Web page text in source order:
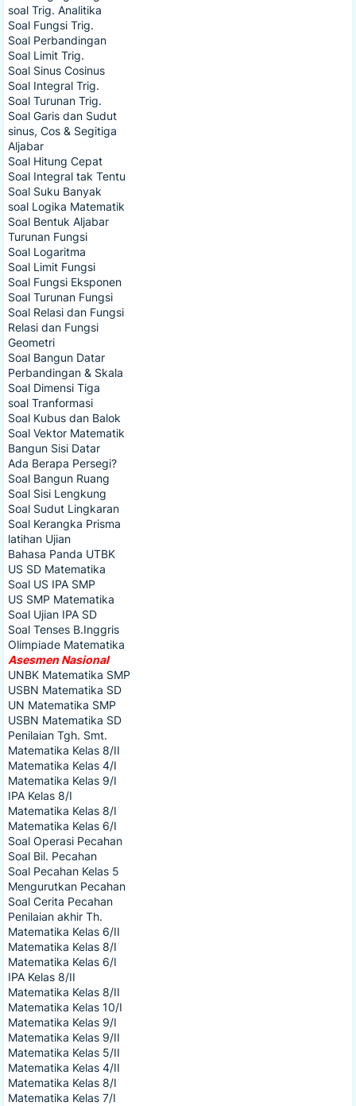
soal Trig. Analitika
Soal Fungsi Trig.
Soal Perbandingan
Soal Limit Trig.
Soal Sinus Cosinus
Soal Integral Trig.
Soal Turunan Trig.
Soal Garis dan Sudut
sinus, Cos & Segitiga
Aljabar
Soal Hitung Cepat
Soal Integral tak Tentu
Soal Suku Banyak
soal Logika Matematik
Soal Bentuk Aljabar
Turunan Fungsi
Soal Logaritma
Soal Limit Fungsi
Soal Fungsi Eksponen
Soal Turunan Fungsi
Soal Relasi dan Fungsi
Relasi dan Fungsi
Geometri
Soal Bangun Datar
Perbandingan & Skala
Soal Dimensi Tiga
soal Tranformasi
Soal Kubus dan Balok
Soal Vektor Matematik
Bangun Sisi Datar
Ada Berapa Persegi?
Soal Bangun Ruang
Soal Sisi Lengkung
Soal Sudut Lingkaran
Soal Kerangka Prisma
latihan Ujian
Bahasa Panda UTBK
US SD Matematika
Soal US IPA SMP
US SMP Matematika
Soal Ujian IPA SD
Soal Tenses B.Inggris
Olimpiade Matematika
Asesmen Nasional
UNBK Matematika SMP
USBN Matematika SD
UN Matematika SMP
USBN Matematika SD
Penilaian Tgh. Smt.
Matematika Kelas 8/II
Matematika Kelas 4/I
Matematika Kelas 9/I
IPA Kelas 8/I
Matematika Kelas 8/I
Matematika Kelas 6/I
Soal Operasi Pecahan
Soal Bil. Pecahan
Soal Pecahan Kelas 5
Mengurutkan Pecahan
Soal Cerita Pecahan
Penilaian akhir Th.
Matematika Kelas 6/II
Matematika Kelas 8/I
Matematika Kelas 6/I
IPA Kelas 8/II
Matematika Kelas 8/II
Matematika Kelas 10/I
Matematika Kelas 9/I
Matematika Kelas 9/II
Matematika Kelas 5/II
Matematika Kelas 4/II
Matematika Kelas 8/I
Matematika Kelas 7/I